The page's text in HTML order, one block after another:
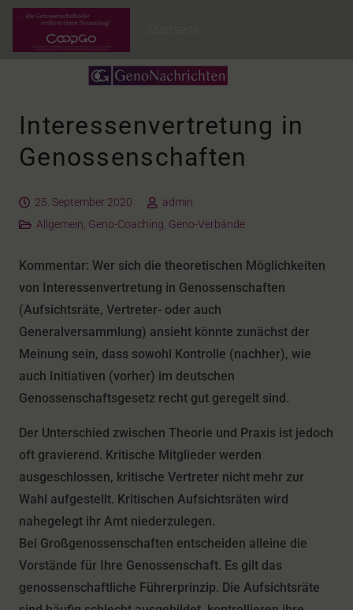
Interessenvertretung in
Genossenschaften
25. September 2020
admin
Allgemein, Geno-Coaching, Geno-Verbände
Kommentar: Wer sich die theoretischen Möglichkeiten
von Interessenvertretung in Genossenschaften
(Aufsichtsräte, Vertreter- oder auch
Generalversammlung) ansieht könnte zunächst der
Meinung sein, dass sowohl Kontrolle (nachher), wie
auch Initiativen (vorher) im deutschen
Genossenschaftsgesetz recht gut geregelt sind.
Der Unterschied zwischen Theorie und Praxis ist jedoch
oft gravierend. Kritische Mitglieder werden
ausgeschlossen, kritische Vertreter nicht mehr zur
Wahl aufgestellt. Kritischen Aufsichtsräten wird
nahegelegt ihr Amt niederzulegen.
Bei Großgenossenschaften entscheiden alleine die
Vorstände für Ihre Genossenschaft. Es gilt das
genossenschaftliche Führerprinzip. Die Aufsichtsräte